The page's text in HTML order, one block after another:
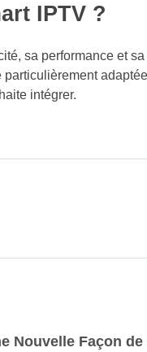
IPTV ?
sa performance et
intégrer.